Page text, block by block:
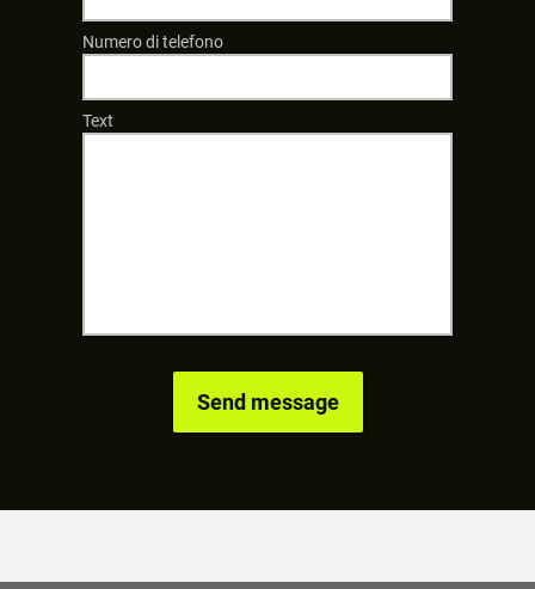
Numero di telefono
Text